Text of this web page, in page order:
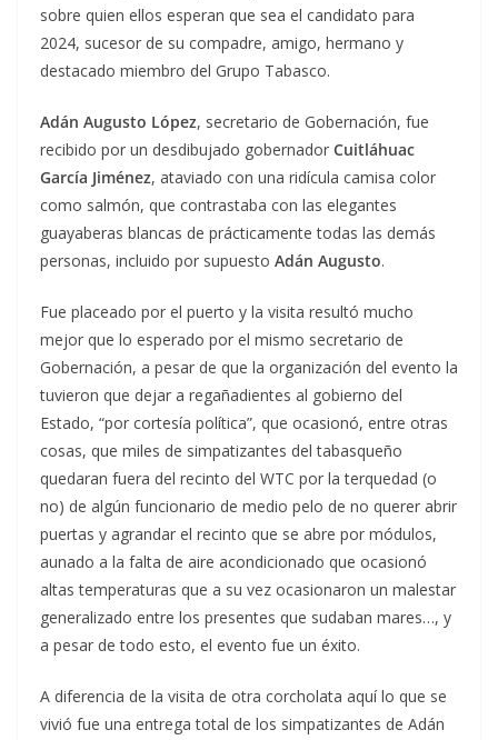
sobre quien ellos esperan que sea el candidato para
2024, sucesor de su compadre, amigo, hermano y
destacado miembro del Grupo Tabasco.
Adán Augusto López, secretario de Gobernación, fue
recibido por un desdibujado gobernador Cuitláhuac
García Jiménez, ataviado con una ridícula camisa color
como salmón, que contrastaba con las elegantes
guayaberas blancas de prácticamente todas las demás
personas, incluido por supuesto Adán Augusto.
Fue placeado por el puerto y la visita resultó mucho
mejor que lo esperado por el mismo secretario de
Gobernación, a pesar de que la organización del evento la
tuvieron que dejar a regañadientes al gobierno del
Estado, “por cortesía política”, que ocasionó, entre otras
cosas, que miles de simpatizantes del tabasqueño
quedaran fuera del recinto del WTC por la terquedad (o
no) de algún funcionario de medio pelo de no querer abrir
puertas y agrandar el recinto que se abre por módulos,
aunado a la falta de aire acondicionado que ocasionó
altas temperaturas que a su vez ocasionaron un malestar
generalizado entre los presentes que sudaban mares…, y
a pesar de todo esto, el evento fue un éxito.
A diferencia de la visita de otra corcholata aquí lo que se
vivió fue una entrega total de los simpatizantes de Adán